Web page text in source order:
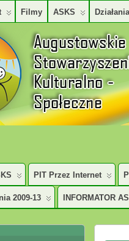
Filmy ASKS
PIT Przez Internet
2009-13 INFORMATOR